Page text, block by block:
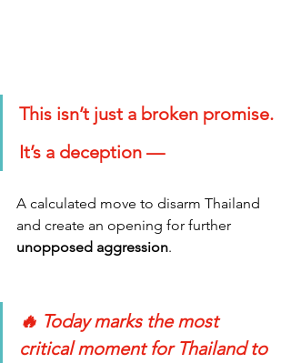
This isn’t just a broken promise.
It’s a deception —
A calculated move to disarm Thailand
and create an opening for further
unopposed aggression.
🔥 Today marks the most
critical moment for Thailand to